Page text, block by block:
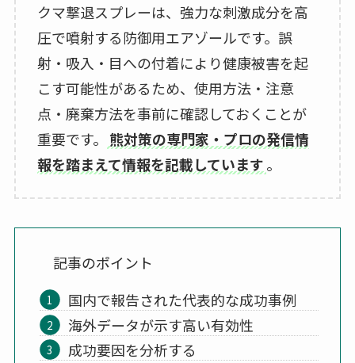
クマ撃退スプレーは、強力な刺激成分を高
圧で噴射する防御用エアゾールです。誤
射・吸入・目への付着により健康被害を起
こす可能性があるため、使用方法・注意
点・廃棄方法を事前に確認しておくことが
重要です。 熊対策の専門家・プロの発信情
報を踏まえて情報を記載しています。
記事のポイント
国内で報告された代表的な成功事例
海外データが示す高い有効性
成功要因を分析する